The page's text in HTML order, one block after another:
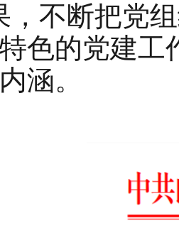
，不断把党
色的党建工
涵。